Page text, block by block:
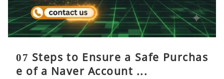
07 Steps to Ensure a Safe Purchas
e of a Naver Account ...